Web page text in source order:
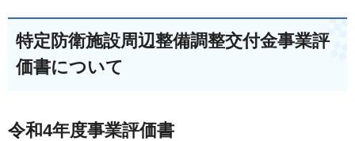
特定防衛施設周辺整備調整交付金事業評
価書について
令和4年度事業評価書